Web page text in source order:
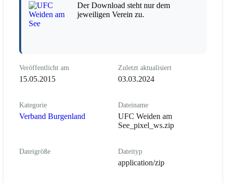
Der Download steht nur dem
jeweiligen Verein zu.
Veröffentlicht am
15.05.2015
Zuletzt aktualisiert
03.03.2024
Kategorie
Verband Burgenland
Dateiname
UFC Weiden am
See_pixel_ws.zip
Dateigröße Dateityp
application/zip